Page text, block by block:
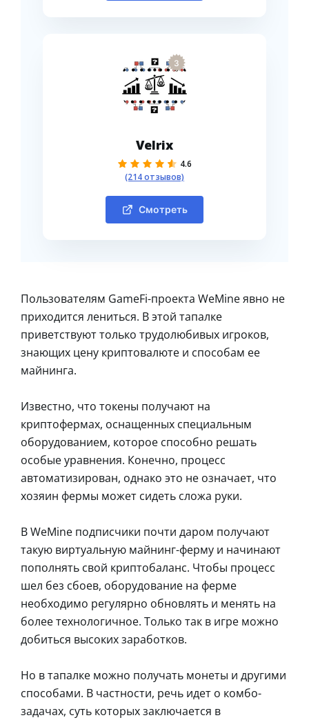
3
Velrix
4.6
(214 отзывов)
Смотреть
Пользователям GameFi-проекта WeMine явно не
приходится лениться. В этой тапалке
приветствуют только трудолюбивых игроков,
знающих цену криптовалюте и способам ее
майнинга.
Известно, что токены получают на
криптофермах, оснащенных специальным
оборудованием, которое способно решать
особые уравнения. Конечно, процесс
автоматизирован, однако это не означает, что
хозяин фермы может сидеть сложа руки.
В WeMine подписчики почти даром получают
такую виртуальную майнинг-ферму и начинают
пополнять свой криптобаланс. Чтобы процесс
шел без сбоев, оборудование на ферме
необходимо регулярно обновлять и менять на
более технологичное. Только так в игре можно
добиться высоких заработков.
Но в тапалке можно получать монеты и другими
способами. В частности, речь идет о комбо-
задачах, суть которых заключается в